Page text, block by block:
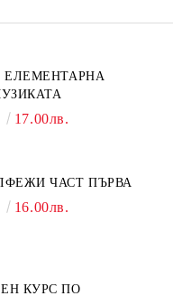
17.00лв.
ЧАСТ ПЪРВА
16.00лв.
КУРС ПО